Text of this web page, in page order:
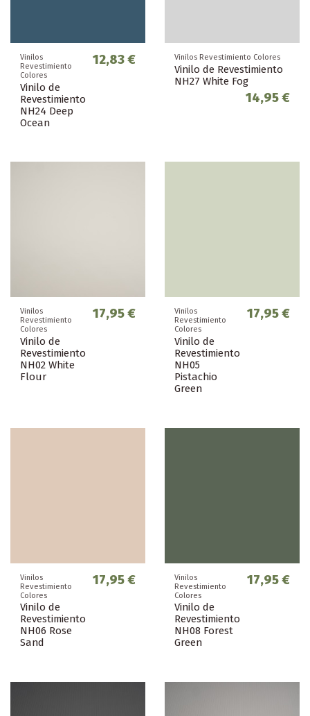
Vinilos
Revestimiento
Colores
Vinilo de
Revestimiento
NH24 Deep
Ocean
12,83 € Vinilos Revestimiento Colores
Vinilo de Revestimiento
NH27 White Fog
14,95 €
Vinilos
Revestimiento
Colores
Vinilo de
Revestimiento
NH02 White
Flour
17,95 €
Vinilos
Revestimiento
Colores
Vinilo de
Revestimiento
NH05
Pistachio
Green
17,95 €
Vinilos
Revestimiento
Colores
Vinilo de
Revestimiento
NH06 Rose
Sand
17,95 €
Vinilos
Revestimiento
Colores
Vinilo de
Revestimiento
NH08 Forest
Green
17,95 €